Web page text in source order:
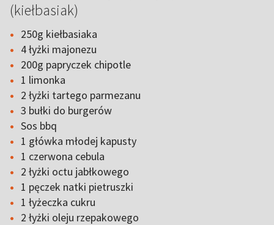
(kiełbasiak)
250g kiełbasiaka
4 łyżki majonezu
200g papryczek chipotle
1 limonka
2 łyżki tartego parmezanu
3 bułki do burgerów
Sos bbq
1 główka młodej kapusty
1 czerwona cebula
2 łyżki octu jabłkowego
1 pęczek natki pietruszki
1 łyżeczka cukru
2 łyżki oleju rzepakowego